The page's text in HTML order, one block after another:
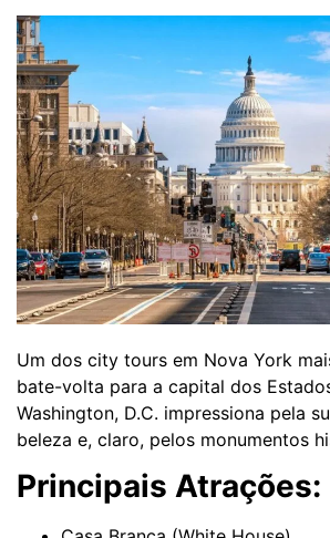
Um dos city tours em Nova York
bate-volta para a capital dos
Washington, D.C. impressiona pela
beleza e, claro, pelos monumentos
Principais Atrações: